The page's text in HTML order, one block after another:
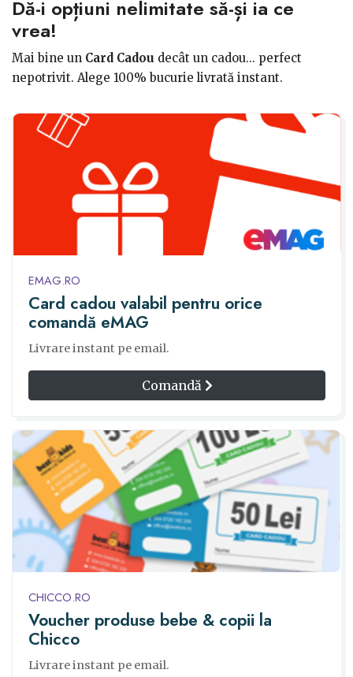
Dă-i opțiuni nelimitate să-și ia ce
vrea!
Mai bine un Card Cadou decât un cadou... perfect
nepotrivit. Alege 100% bucurie livrată instant.
EMAG.RO
Card cadou valabil pentru orice
comandă eMAG
Livrare instant pe email.
Comandă
CHICCO.RO
Voucher produse bebe & copii la
Chicco
Livrare instant pe email.